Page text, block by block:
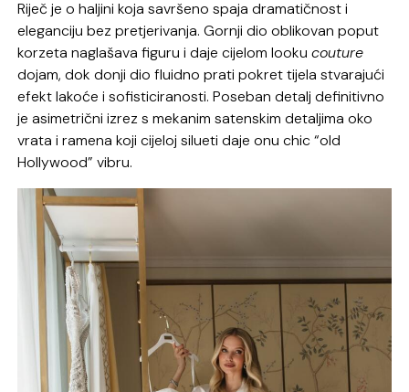
Riječ je o haljini koja savršeno spaja dramatičnost i
eleganciju bez pretjerivanja. Gornji dio oblikovan poput
korzeta naglašava figuru i daje cijelom lookucouture
dojam, dok donji dio fluidno prati pokret tijela stvarajući
efekt lakoće i sofisticiranosti. Poseban detalj definitivno
je asimetrični izrez s mekanim satenskim detaljima oko
vrata i ramena koji cijeloj silueti daje onu chic “old
Hollywood” vibru.